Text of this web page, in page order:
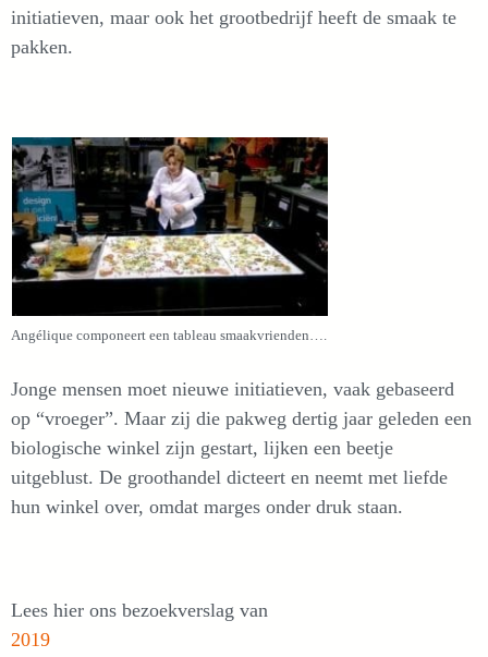
initiatieven, maar ook het grootbedrijf heeft de smaak te
pakken.
Angélique componeert een tableau smaakvrienden….
Jonge mensen moet nieuwe initiatieven, vaak gebaseerd
op “vroeger”. Maar zij die pakweg dertig jaar geleden een
biologische winkel zijn gestart, lijken een beetje
uitgeblust. De groothandel dicteert en neemt met liefde
hun winkel over, omdat marges onder druk staan.
Lees hier ons bezoekverslag van
2019